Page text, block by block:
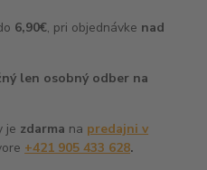
6,90€, pri objednávke nad
len osobný odber na
je zdarma na predajni v
+421 905 433 628.